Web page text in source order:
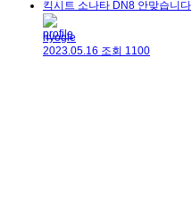
킥시트 소나타 DN8 안맞습니다
hyogle
2023.05.16 조회 1100